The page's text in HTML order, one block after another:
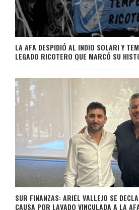
LA AFA DESPIDIÓ AL INDIO SOLARI Y
LEGADO RICOTERO QUE MARCÓ SU
SUR FINANZAS: ARIEL VALLEJO SE
CAUSA POR LAVADO VINCULADA A LA